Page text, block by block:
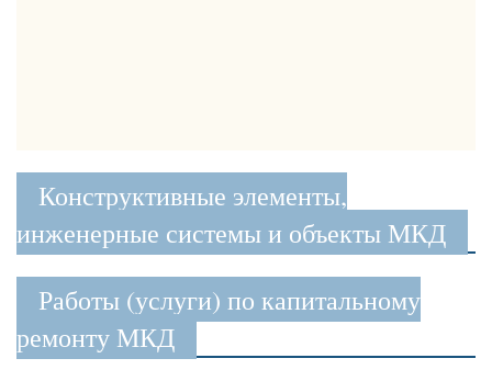
Конструктивные элементы,
инженерные системы и объекты МКД
Работы (услуги) по капитальному
ремонту МКД